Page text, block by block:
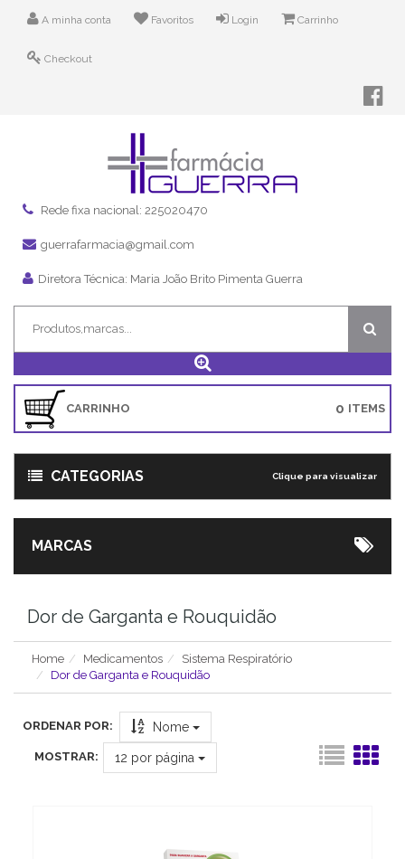
A minha conta Favoritos Login Carrinho
Checkout
Rede fixa nacional: 225020470
guerrafarmacia@gmail.com
Diretora Técnica: Maria João Brito Pimenta Guerra
CARRINHO ITEMS
0
CATEGORIAS Clique para visualizar
MARCAS
Dor de Garganta e Rouquidão
Home Medicamentos
Sistema Respiratório
Dor de Garganta e Rouquidão
ORDENAR POR: Nome
MOSTRAR: 12 por página